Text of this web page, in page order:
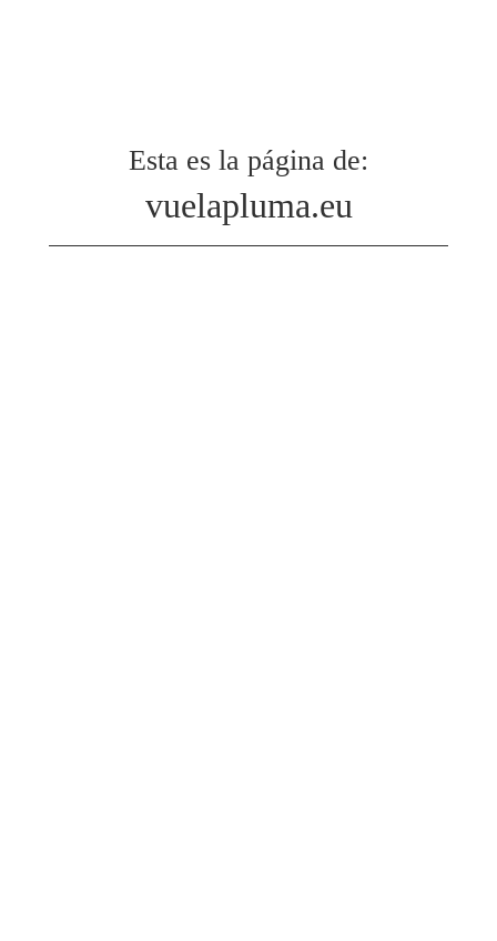
Esta es la página de:
vuelapluma.eu